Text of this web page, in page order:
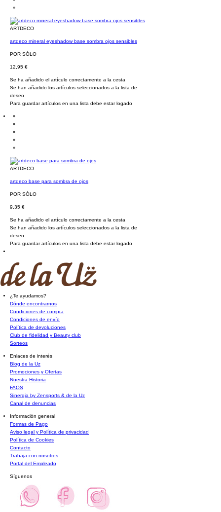
ARTDECO
artdeco mineral eyeshadow base sombra ojos sensibles
POR SÓLO
12,95 €
Se ha añadido el artículo correctamente a la cesta
Se han añadido los artículos seleccionados a la lista de
deseo
Para guardar artículos en una lista debe estar logado
ARTDECO
artdeco base para sombra de ojos
POR SÓLO
9,35 €
Se ha añadido el artículo correctamente a la cesta
Se han añadido los artículos seleccionados a la lista de
deseo
Para guardar artículos en una lista debe estar logado
¿Te ayudamos?
Dónde encontrarnos
Condiciones de compra
Condiciones de envío
Política de devoluciones
Club de fidelidad y Beauty club
Sorteos
Enlaces de interés
Blog de la Uz
Promociones y Ofertas
Nuestra Historia
FAQS
Sinergia by Zensports & de la Uz
Canal de denuncias
Información general
Formas de Pago
Aviso legal y Política de privacidad
Política de Cookies
Contacto
Trabaja con nosotros
Portal del Empleado
Síguenos